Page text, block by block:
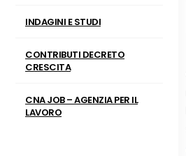
INDAGINI E STUDI
CONTRIBUTI DECRETO
CRESCITA
CNA JOB – AGENZIA PER IL
LAVORO